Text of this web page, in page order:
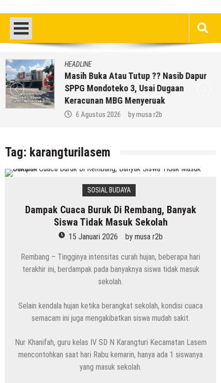
HEADLINE
Masih Buka Atau Tutup ?? Nasib Dapur
SPPG Mondoteko 3, Usai Dugaan
Keracunan MBG Menyeruak
6 Agustus 2026 bymusa r2b
Tag: karangturilasem
SOSIAL BUDAYA
Dampak Cuaca Buruk Di Rembang, Banyak
Siswa Tidak Masuk Sekolah
15 Januari 2026 by musa r2b
Rembang – Tingginya intensitas curah hujan, beberapa hari
terakhir ini, berdampak pada banyaknya siswa tidak masuk
sekolah.
Selain kendala hujan ketika berangkat sekolah, kondisi cuaca
semacam ini juga mengakibatkan siswa mudah sakit.
Nur Khanifah, guru kelas IV SD N Karangturi Kecamatan Lasem
mencontohkan saat hari Rabu kemarin, hanya ada 1 siswanya
yang masuk sekolah.